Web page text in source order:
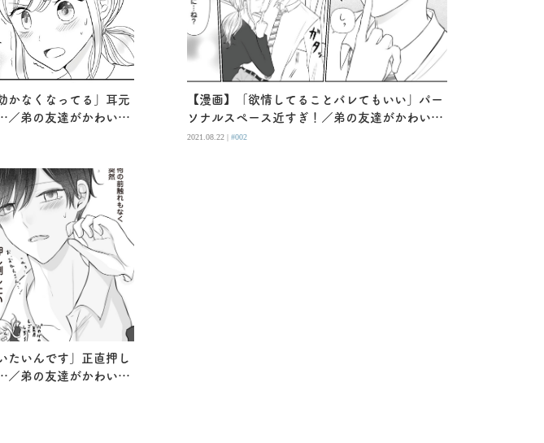
かなくなってる」耳元
／弟の友達がかわいい
【漫画】「欲情してることバレてもいい」パー
ソナルスペース近すぎ！／弟の友達がかわいい
（２）
2021.08.22 | #002
たいんです」正直押し
／弟の友達がかわいい